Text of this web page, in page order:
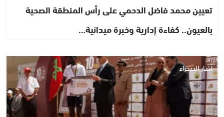
تعيين محمد فاضل الدحمي على رأس المنطقة الصحية
بالعيون.. كفاءة إدارية وخبرة ميدانية…
أخبار الصحراء